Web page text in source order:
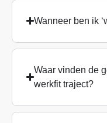
Wanneer ben ik
Waar vinden de
werkfit traject?